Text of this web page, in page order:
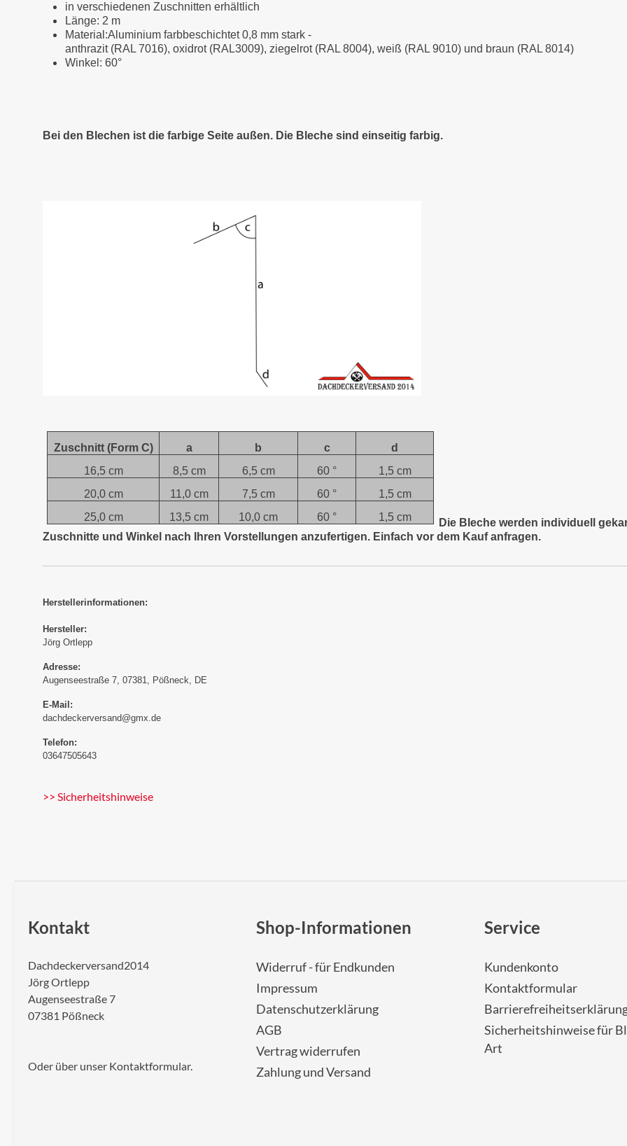
in verschiedenen Zuschnitten erhältlich
Länge: 2 m
Material:Aluminium farbbeschichtet 0,8 mm stark -
anthrazit (RAL 7016), oxidrot (RAL3009), ziegelrot (RAL 8004), weiß (RAL 9010) und braun (RAL 8014)
Winkel: 60°
Bei den Blechen ist die farbige Seite außen. Die Bleche sind einseitig farbig.
Zuschnitt (Form C) a b c
d
16,5 cm
8,5 cm 6,5 cm 60 °
1,5 cm
20,0 cm
11,0 cm 7,5 cm 60 °
1,5 cm
25,0 cm
13,5 cm 10,0 cm 60 ° 1,5 cm
Die Bleche werden individuell
Zuschnitte und Winkel nach Ihren Vorstellungen anzufertigen. Einfach vor dem Kauf anfragen.
Herstellerinformationen:
Hersteller:
Jörg Ortlepp
Adresse:
Augenseestraße 7, 07381, Pößneck, DE
E-Mail:
dachdeckerversand@gmx.de
Telefon:
03647505643
>> Sicherheitshinweise
Kontakt
Dachdeckerversand2014
Jörg Ortlepp
Augenseestraße 7
07381 Pößneck
Oder über unser Kontaktformular.
Shop-Informationen
Widerruf - für Endkunden
Impressum
Datenschutzerklärung
AGB
Vertrag widerrufen
Zahlung und Versand
Service
Kundenkonto
Kontaktformular
Sicherheitshinweise für
Art